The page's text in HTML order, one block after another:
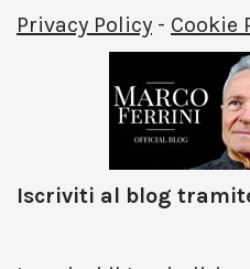
Privacy Policy - Cookie
Iscriviti al blog